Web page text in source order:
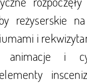
reżyserskie
i
animacje i